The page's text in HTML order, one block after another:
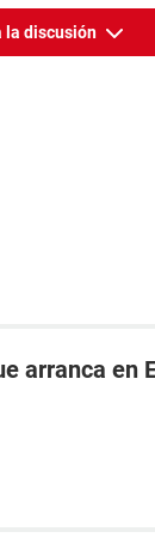
la discusión
arranca en